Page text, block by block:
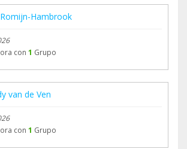
Hambrook
con 1 Grupo
van de Ven
con 1 Grupo